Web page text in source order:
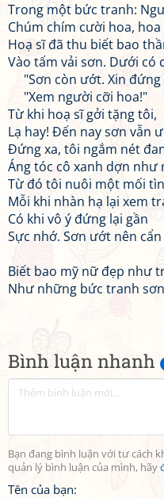
Bình luận nhanh
Bạn đang bình luận với tư cách
quản lý bình luận của mình, hãy
Tên của bạn:
Trong một bức tranh:
Chúm chím cười hoa,
Hoạ sĩ đã thu biết bao
Vào tấm vải sơn. Dưới có
"Sơn còn ướt. Xin đứng
"Xem người cỡi hoa!"
Từ khi hoạ sĩ gởi tặng tôi,
Lạ hay! Đến nay sơn vẫn
Đứng xa, tôi ngắm nét
Áng tóc cô xanh dợn như
Từ đó tôi nuôi một mối
Mỗi khi nhàn hạ lại xem
Có khi vô ý đứng lại gần
Sực nhớ. Sơn ướt nên
Biết bao mỹ nữ đẹp như
Như những bức tranh